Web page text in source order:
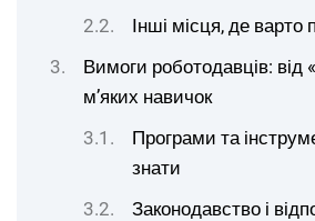
Інші місця, де варто
Вимоги роботодавців: від
м’яких навичок
Програми та
знати
Законодавство і